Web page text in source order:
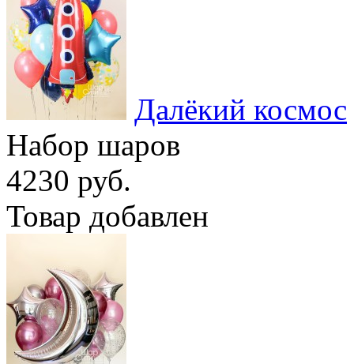
Далёкий космос
Набор шаров
4230 руб.
Товар добавлен